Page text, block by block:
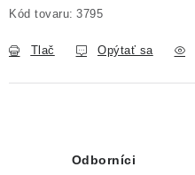
Kód tovaru: 3795
Tlač Opýtať sa
Odborníci